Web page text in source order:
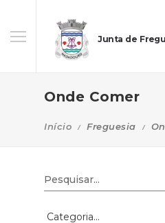
Junta de
Onde Comer
Início Freguesia